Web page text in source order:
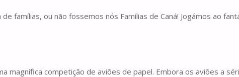
famílias, ou não fossemos nós Famílias de Caná! Jogámos ao
magnífica competição de aviões de papel. Embora os aviões a